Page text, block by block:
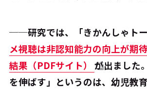
──研究では、「きかんしゃト
メ視聴は非認知能力の向上が期
結果（PDFサイト）
が出ました
を伸ばす」というのは、幼児教